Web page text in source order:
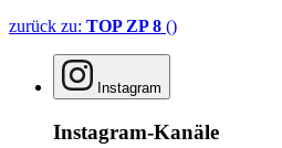
zurück zu: TOP ZP 8 ()
Instagram
Instagram-Kanäle